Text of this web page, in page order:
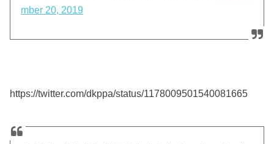
mber 20, 2019
https://twitter.com/dkppa/status/1178009501540081665